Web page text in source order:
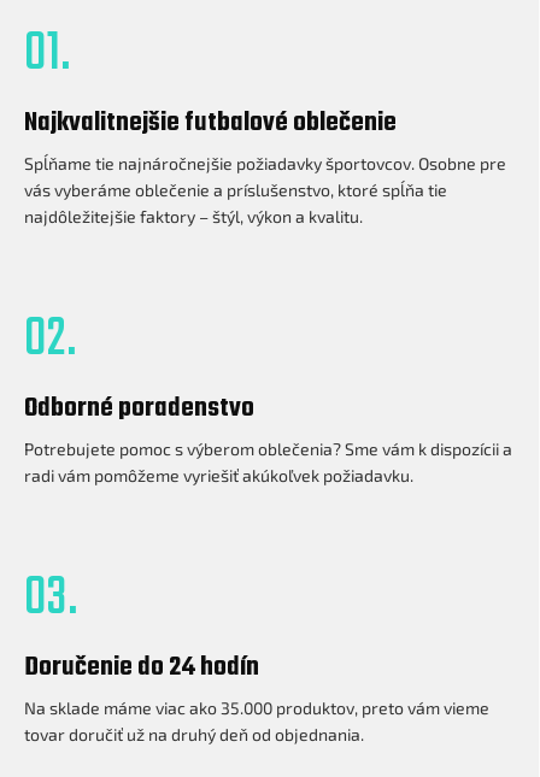
01.
Najkvalitnejšie futbalové oblečenie
Spĺňame tie najnáročnejšie požiadavky športovcov. Osobne pre
vás vyberáme oblečenie a príslušenstvo, ktoré spĺňa tie
najdôležitejšie faktory – štýl, výkon a kvalitu.
02.
Odborné poradenstvo
Potrebujete pomoc s výberom oblečenia? Sme vám k dispozícii a
radi vám pomôžeme vyriešiť akúkoľvek požiadavku.
03.
Doručenie do 24 hodín
Na sklade máme viac ako 35.000 produktov, preto vám vieme
tovar doručiť už na druhý deň od objednania.